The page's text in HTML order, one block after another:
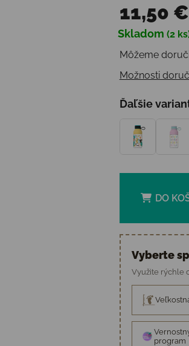
11,50 €
Jednotková
Skladom (2
Môžeme
Možnosti
Ďaľšie
DO
Vyberte
Využite rýchle
program